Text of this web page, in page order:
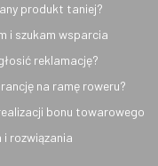
produkt taniej?
i szukam wsparcia
reklamację?
na ramę roweru?
bonu towarowego
i rozwiązania